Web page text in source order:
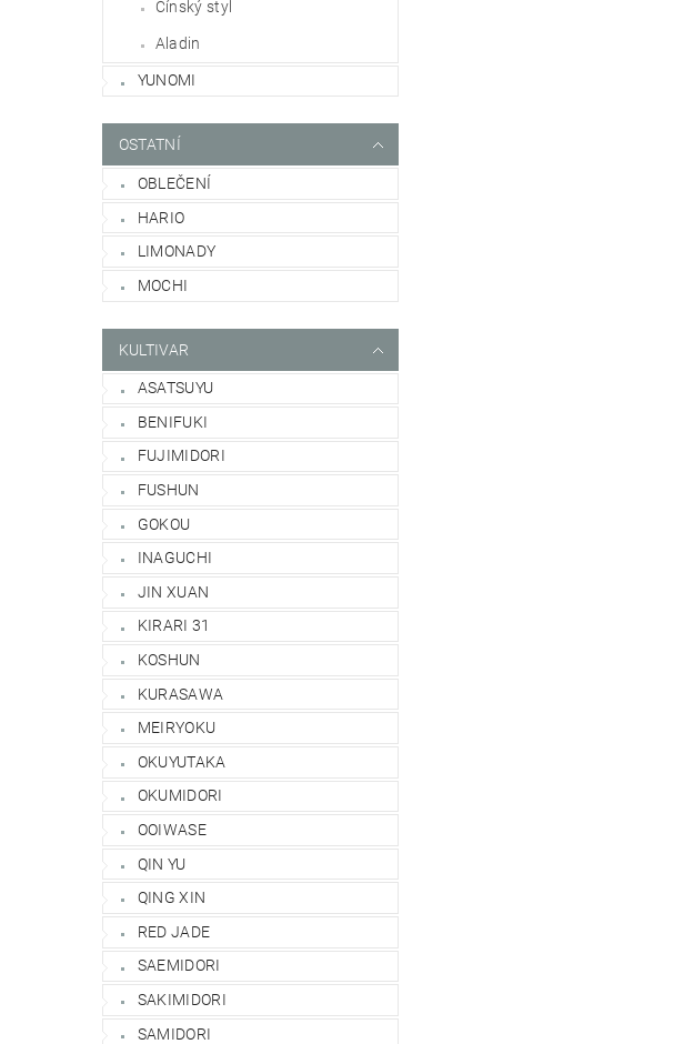
Čínský styl
Aladin
YUNOMI
OSTATNÍ
OBLEČENÍ
HARIO
LIMONADY
MOCHI
KULTIVAR
ASATSUYU
BENIFUKI
FUJIMIDORI
FUSHUN
GOKOU
INAGUCHI
JIN XUAN
KIRARI 31
KOSHUN
KURASAWA
MEIRYOKU
OKUYUTAKA
OKUMIDORI
OOIWASE
QIN YU
QING XIN
RED JADE
SAEMIDORI
SAKIMIDORI
SAMIDORI